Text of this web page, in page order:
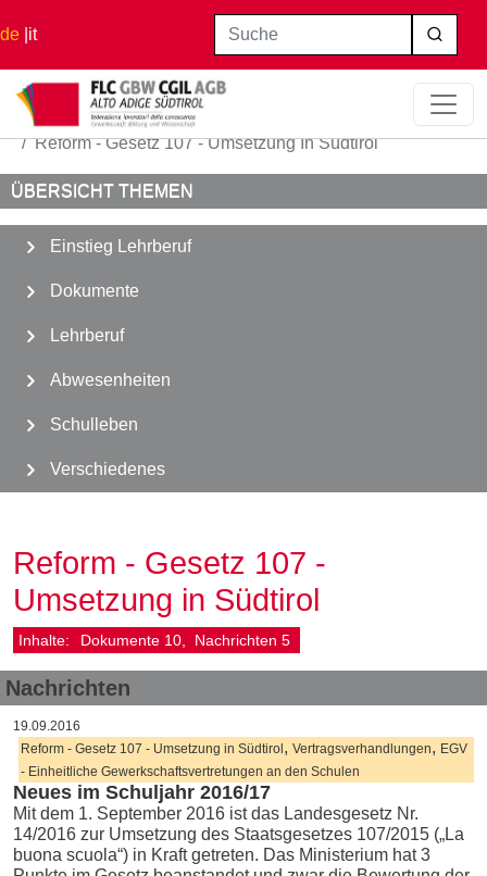
de it Suche
Startseite
Schulleben
Reform - Gesetz 107 - Umsetzung In Südtirol
Reform - Gesetz 107 -
Umsetzung in Südtirol
Inhalte: Dokumente 10 Nachrichten 5
Nachrichten
19.09.2016
Reform - Gesetz 107 - Umsetzung in Südtirol , Vertragsverhandlungen, EGV
- Einheitliche Gewerkschaftsvertretungen an den Schulen
Neues im Schuljahr 2016/17
Mit dem 1. September 2016 ist das Landesgesetz Nr.
14/2016 zur Umsetzung des Staatsgesetzes 107/2015 („La
buona scuola“) in Kraft getreten. Das Ministerium hat 3
ÜBERSICHT THEMEN
Einstieg Lehrberuf
Dokumente
Lehrberuf
Abwesenheiten
Schulleben
Verschiedenes